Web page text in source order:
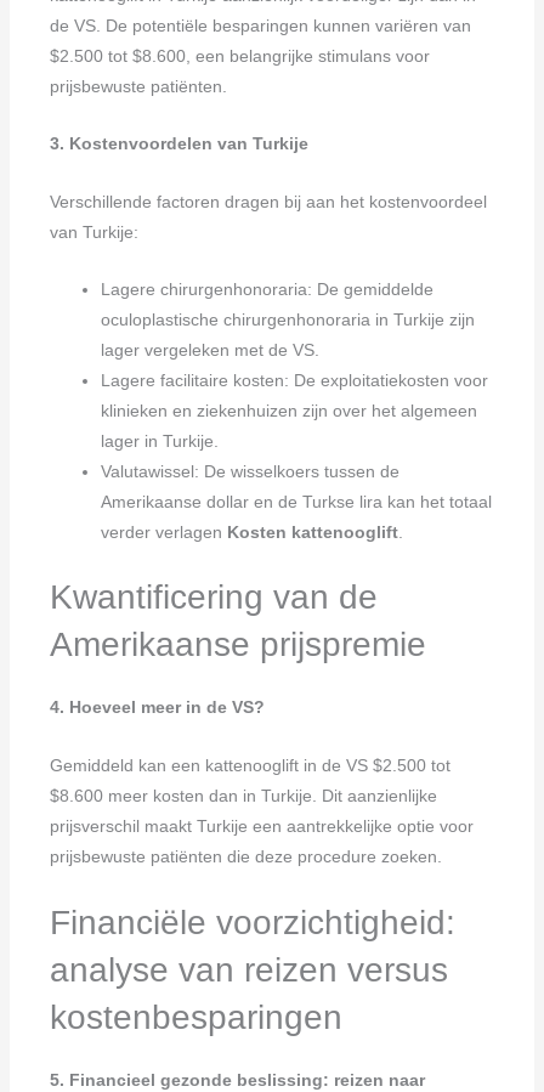
de VS. De potentiële besparingen kunnen variëren van
$2.500 tot $8.600, een belangrijke stimulans voor
prijsbewuste patiënten.
3. Kostenvoordelen van Turkije
Verschillende factoren dragen bij aan het kostenvoordeel
van Turkije:
Lagere chirurgenhonoraria: De gemiddelde
oculoplastische chirurgenhonoraria in Turkije zijn
lager vergeleken met de VS.
Lagere facilitaire kosten: De exploitatiekosten voor
klinieken en ziekenhuizen zijn over het algemeen
lager in Turkije.
Valutawissel: De wisselkoers tussen de
Amerikaanse dollar en de Turkse lira kan het totaal
verder verlagen Kosten kattenooglift.
Kwantificering van de
Amerikaanse prijspremie
4. Hoeveel meer in de VS?
Gemiddeld kan een kattenooglift in de VS $2.500 tot
$8.600 meer kosten dan in Turkije. Dit aanzienlijke
prijsverschil maakt Turkije een aantrekkelijke optie voor
prijsbewuste patiënten die deze procedure zoeken.
Financiële voorzichtigheid:
analyse van reizen versus
kostenbesparingen
5. Financieel gezonde beslissing: reizen naar